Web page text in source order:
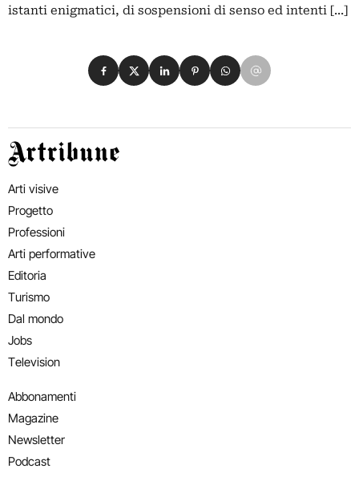
istanti enigmatici, di sospensioni di senso ed intenti [...]
Condividi su Facebook
Condividi su X
Condividi su LinkedIn
Condividi su Pinterest
Condividi su WhatsApp
Condividi su Email
Artribune
Arti visive
Progetto
Professioni
Arti performative
Editoria
Turismo
Dal mondo
Jobs
Television
Abbonamenti
Magazine
Newsletter
Podcast